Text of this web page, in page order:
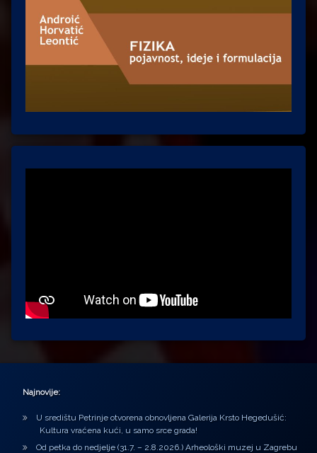
Najnovije:
U središtu Petrinje otvorena obnovljena Galerija Krsto Hegedušić:
Kultura vraćena kući, u samo srce grada!
Od petka do nedjelje (31.7. – 2.8.2026.) Arheološki muzej u Zagrebu